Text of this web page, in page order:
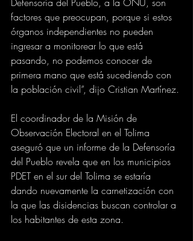
factores que preocupan, porque si estos
órganos independientes no pueden
ingresar a monitorear lo que está
pasando, no podemos conocer de
primera mano que está sucediendo con
la población civil”, dijo Cristian Martínez.
El coordinador de la Misión de
Observación Electoral en el Tolima
aseguró que un informe de la Defensoría
del Pueblo revela que en los municipios
PDET en el sur del Tolima se estaría
dando nuevamente la carnetización con
la que las disidencias buscan controlar a
los habitantes de esta zona.